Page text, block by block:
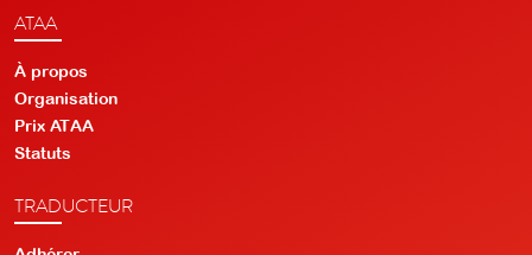
ATAA
À propos
Organisation
Prix ATAA
Statuts
TRADUCTEUR